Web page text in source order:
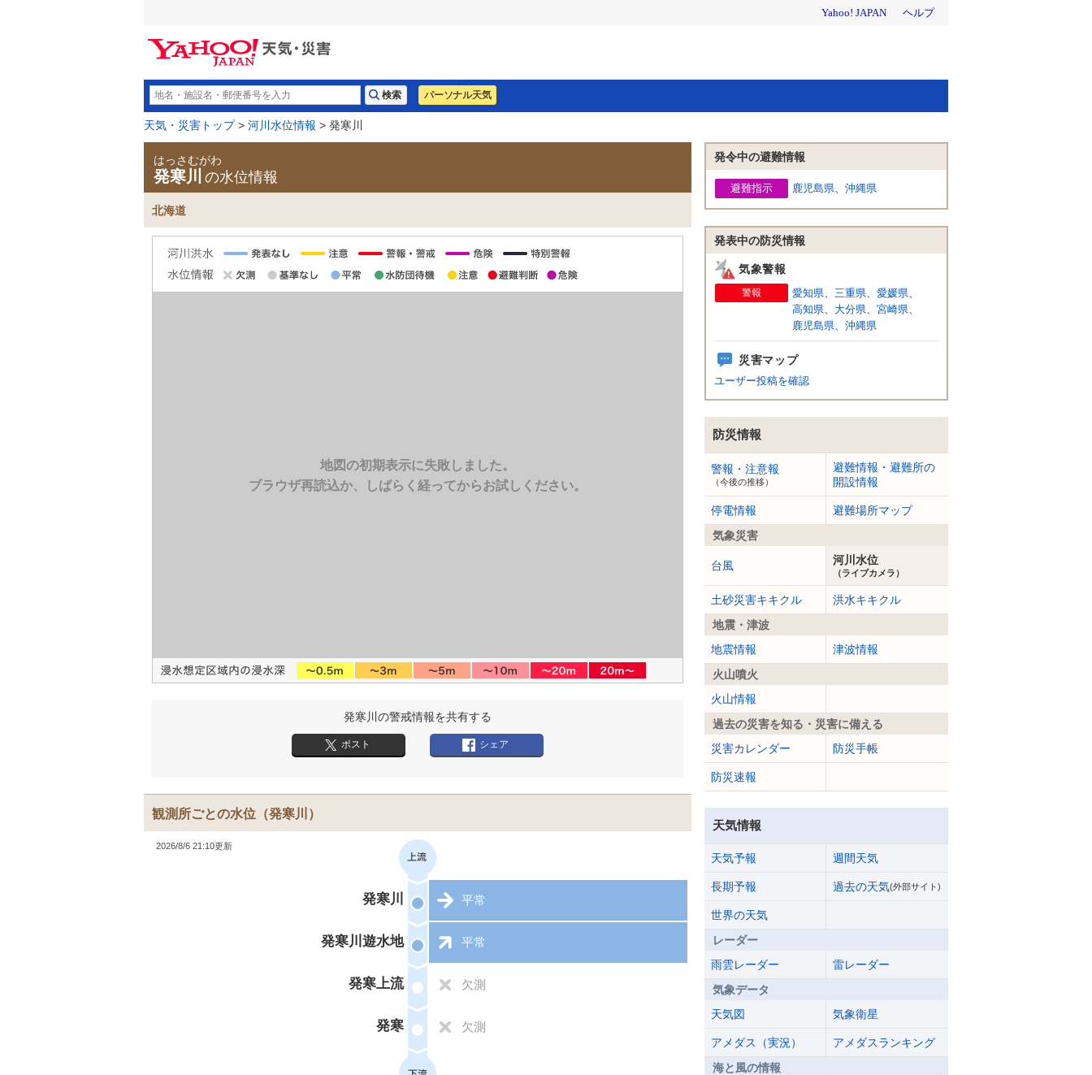
パーソナル天気
天気・災害トップ> 河川水位情報 > 発寒川
はっさむがわ
発寒川 の水位情報
北海道
地図の初期表示に失敗しました。
ブラウザ再読込か、しばらく経ってからお試しください。
発寒川の警戒情報を共有する
ポスト シェア
観測所ごとの水位 （発寒川）
2026/8/6 21:10更新
発寒川 平常
発寒川遊水地 平常
発寒上流 欠測
発寒 欠測
発令中の避難情報
避難指示 鹿児島県、 沖縄県
発表中の防災情報
気象警報
警報 愛知県、 三重県、 愛媛県、
高知県、 大分県、 宮崎県、
鹿児島県、 沖縄県
災害マップ
ユーザー投稿を確認
防災情報
警報・注意報
（今後の推移）
避難情報・避難所の
開設情報
停電情報
避難場所マップ
気象災害
台風 河川水位
（ライブカメラ）
土砂災害キキクル
洪水キキクル
地震・津波
地震情報
津波情報
火山噴火
火山情報
過去の災害を知る・災害に備える
災害カレンダー
防災手帳
防災速報
天気情報
天気予報 週間天気
長期予報 過去の天気(外部サイト)
世界の天気
レーダー
雨雲レーダー
雷レーダー
気象データ
天気図
気象衛星
アメダス（実況）
アメダスランキング
海と風の情報